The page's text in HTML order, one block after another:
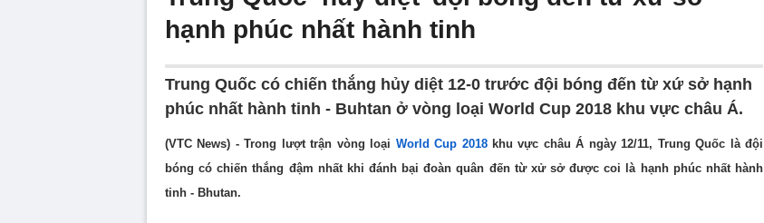
hạnh phúc nhất hành tinh
Trung Quốc có chiến thắng hủy diệt 12-0 trước đội bóng đến từ xứ sở hạnh
phúc nhất hành tinh - Buhtan ở vòng loại World Cup 2018 khu vực châu Á.
(VTC News) - Trong lượt trận vòng loại World Cup 2018khu vực châu Á ngày 12/11, Trung Quốc là đội
bóng có chiến thắng đậm nhất khi đánh bại đoàn quân đến từ xử sở được coi là hạnh phúc nhất hành
tinh - Bhutan.